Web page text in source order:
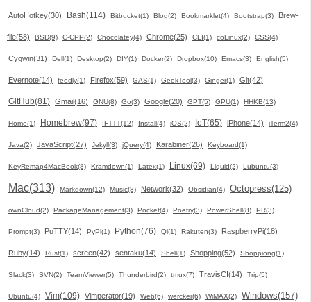
AutoHotkey(30) Bash(114) Bitbucket(1) Blog(2) Bookmarklet(4) Bootstrap(3) Brew-
file(58) BSD(9) C-CPP(2) Chocolatey(4) Chrome(25) CLI(1) coLinux(2) CSS(4)
Cygwin(31) Dell(1) Desktop(2) DIY(1) Docker(2) Dropbox(10) Emacs(3) English(5)
Evernote(14) feedly(1) Firefox(59) GAS(1) GeekTool(3) Ginger(1) Git(42)
GitHub(81) Gmail(16) GNU(8) Go(3) Google(20) GPT(5) GPU(1) HHKB(13)
Home(1) Homebrew(97) IFTTT(12) Install(4) iOS(2) IoT(65) iPhone(14) iTerm2(4)
Java(2) JavaScript(27) Jekyll(3) jQuery(4) Karabiner(26) Keyboard(1)
KeyRemap4MacBook(8) Kramdown(1) Latex(1) Linux(69) Liquid(2) Lubuntu(3)
Mac(313) Markdown(12) Music(8) Network(32) Obsidian(4) Octopress(125)
ownCloud(2) PackageManagement(3) Pocket(4) Poetry(3) PowerShell(8) PR(3)
Prompt(3) PuTTY(14) PyPi(1) Python(76) Qi(1) Rakuten(3) RaspberryPi(18)
Ruby(14) Rust(1) screen(42) sentaku(14) Shell(1) Shopping(52) Shoppiong(1)
Slack(3) SVN(2) TeamViewer(5) Thunderbird(2) tmux(7) TravisCI(14) Trip(5)
Ubuntu(4) Vim(109) Vimperator(19) Web(6) wercker(6) WiMAX(2) Windows(157)